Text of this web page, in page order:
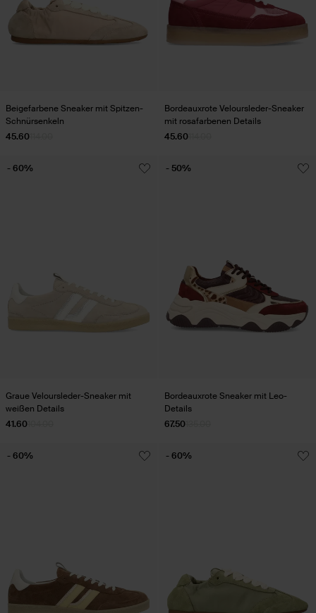
Beigefarbene Sneaker mit Spitzen-
Schnürsenkeln
45.60
Bordeauxrote Veloursleder-Sneaker
mit rosafarbenen Details
45.60
Graue Veloursleder-Sneaker mit
weißen Details
41.60
- 60%
Bordeauxrote Sneaker mit Leo-
Details
67.50
- 50%
- 60% - 60%